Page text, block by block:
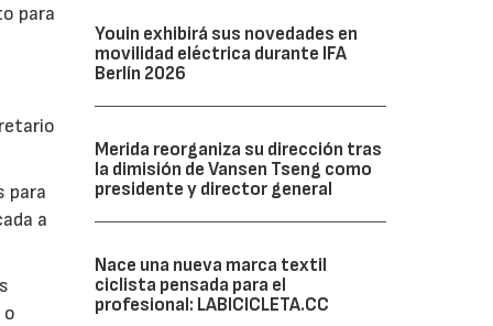
para
para
a
o
Youin exhibirá sus novedades en
movilidad eléctrica durante IFA
Berlín 2026
Merida reorganiza su dirección tras
la dimisión de Vansen Tseng como
presidente y director general
Nace una nueva marca textil
ciclista pensada para el
profesional: LABICICLETA.CC